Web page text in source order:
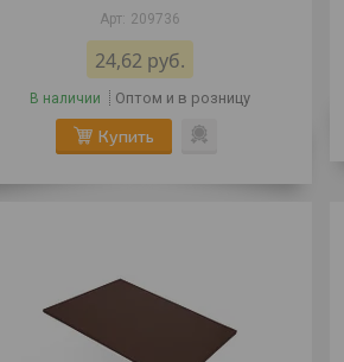
209736
24,62 руб.
В наличии Оптом и в розницу
Купить